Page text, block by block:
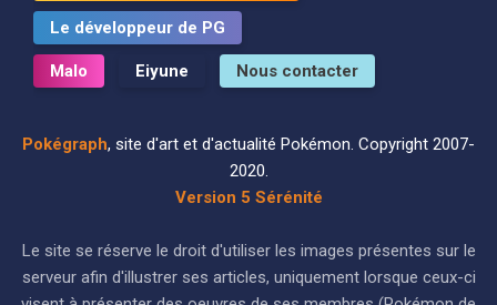
Le développeur de PG
Malo Eiyune Nous contacter
Pokégraph, site d'art et d'actualité Pokémon. Copyright 2007-
2020.
Version 5 Sérénité
Le site se réserve le droit d'utiliser les images présentes sur le
serveur afin d'illustrer ses articles, uniquement lorsque ceux-ci